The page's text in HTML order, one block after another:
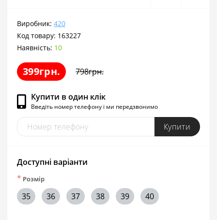
Виробник: 420
Код товару: 163227
Наявність: 10
399грн. 798грн.
Купити в один клік
Введіть номер телефону і ми передзвонимо
Купити
Доступні варіанти
* Розмір
35 36 37 38 39 40